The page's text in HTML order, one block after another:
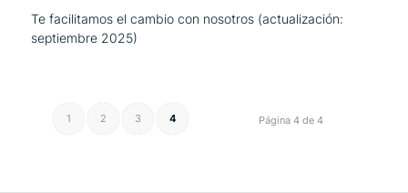
Te facilitamos el cambio con nosotros (actualización:
septiembre 2025)
Página 4 de 4
1 2 3 4